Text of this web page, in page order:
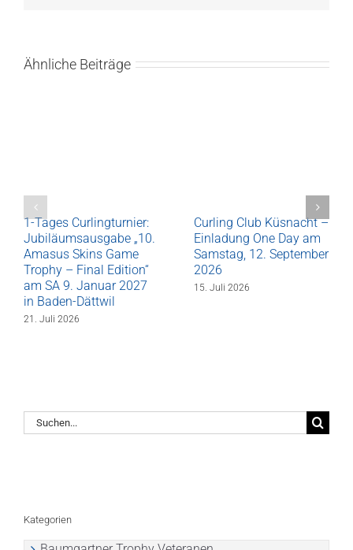
Ähnliche Beiträge
1-Tages Curlingturnier:
Jubiläumsausgabe „10.
Amasus Skins Game
Trophy – Final Edition“
am SA 9. Januar 2027
in Baden-Dättwil
21. Juli 2026
Curling Club Küsnacht –
Einladung One Day am
Samstag, 12. September
2026
15. Juli 2026
Suche
nach:
Kategorien